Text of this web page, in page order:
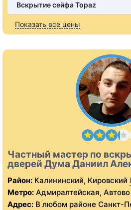
Вскрытие сейфа Topaz
Показать все цены
Частный мастер по
дверей Дума Даниил
Район: Калининский, Кировский
Метро: Адмиралтейская, Автово
Адрес: В любом районе Санкт-